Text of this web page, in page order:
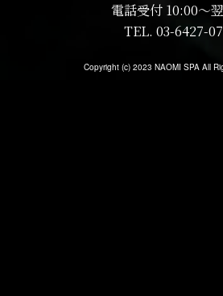
電話受付 10:00～
TEL. 03-6427-
Copyright (c) 2023 NAOMI SPA All